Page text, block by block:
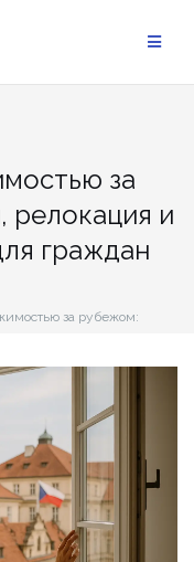
за
релокация и
граждан
за рубежом: